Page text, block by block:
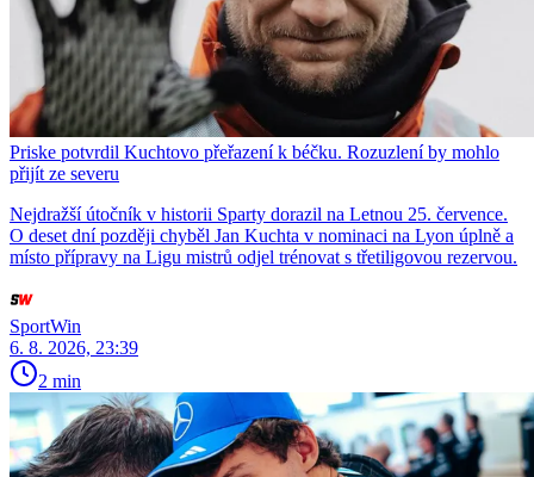
Priske potvrdil Kuchtovo přeřazení k béčku. Rozuzlení by mohlo
přijít ze severu
Nejdražší útočník v historii Sparty dorazil na Letnou 25. července.
O deset dní později chyběl Jan Kuchta v nominaci na Lyon úplně a
místo přípravy na Ligu mistrů odjel trénovat s třetiligovou rezervou.
SportWin
6. 8. 2026, 23:39
2 min